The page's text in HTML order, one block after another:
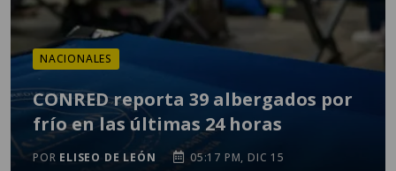
NACIONALES
CONRED reporta 39 albergados por
frío en las últimas 24 horas
POR ELISEO DE LEÓN 05:17 PM, DIC 15